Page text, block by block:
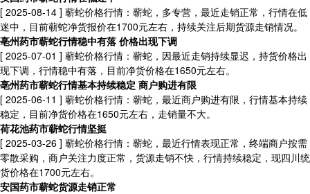
[ 2025-08-14 ] 蕲蛇价格行情：蕲蛇，多专营，最近走销正常，行情在低
迷中，目前蕲蛇净货报价在1700元左右，持续关注后期货源走销情况。
亳州药市蕲蛇行情稳中有落 价格出现下调
[ 2025-07-01 ] 蕲蛇价格行情：蕲蛇，因最近走销持续显迟，持货价格出
现下调，行情稳中有落，目前净货价格在1650元左右。
亳州药市蕲蛇行情基本持续稳定 商户购进有限
[ 2025-06-11 ] 蕲蛇价格行情：蕲蛇，最近商户购进有限，行情基本持续
稳定，目前净货价格在1650元左右，走销量不大。
荷花池药市蕲蛇行情坚挺
[ 2025-03-26 ] 蕲蛇价格行情：蕲蛇，最近行情表现正常，终端商户按需
零散采购，商户关注力度正常，货源走销不快，行情持续稳定，现四川统
货价格在1700元左右。
安国药市蕲蛇货源走销正常